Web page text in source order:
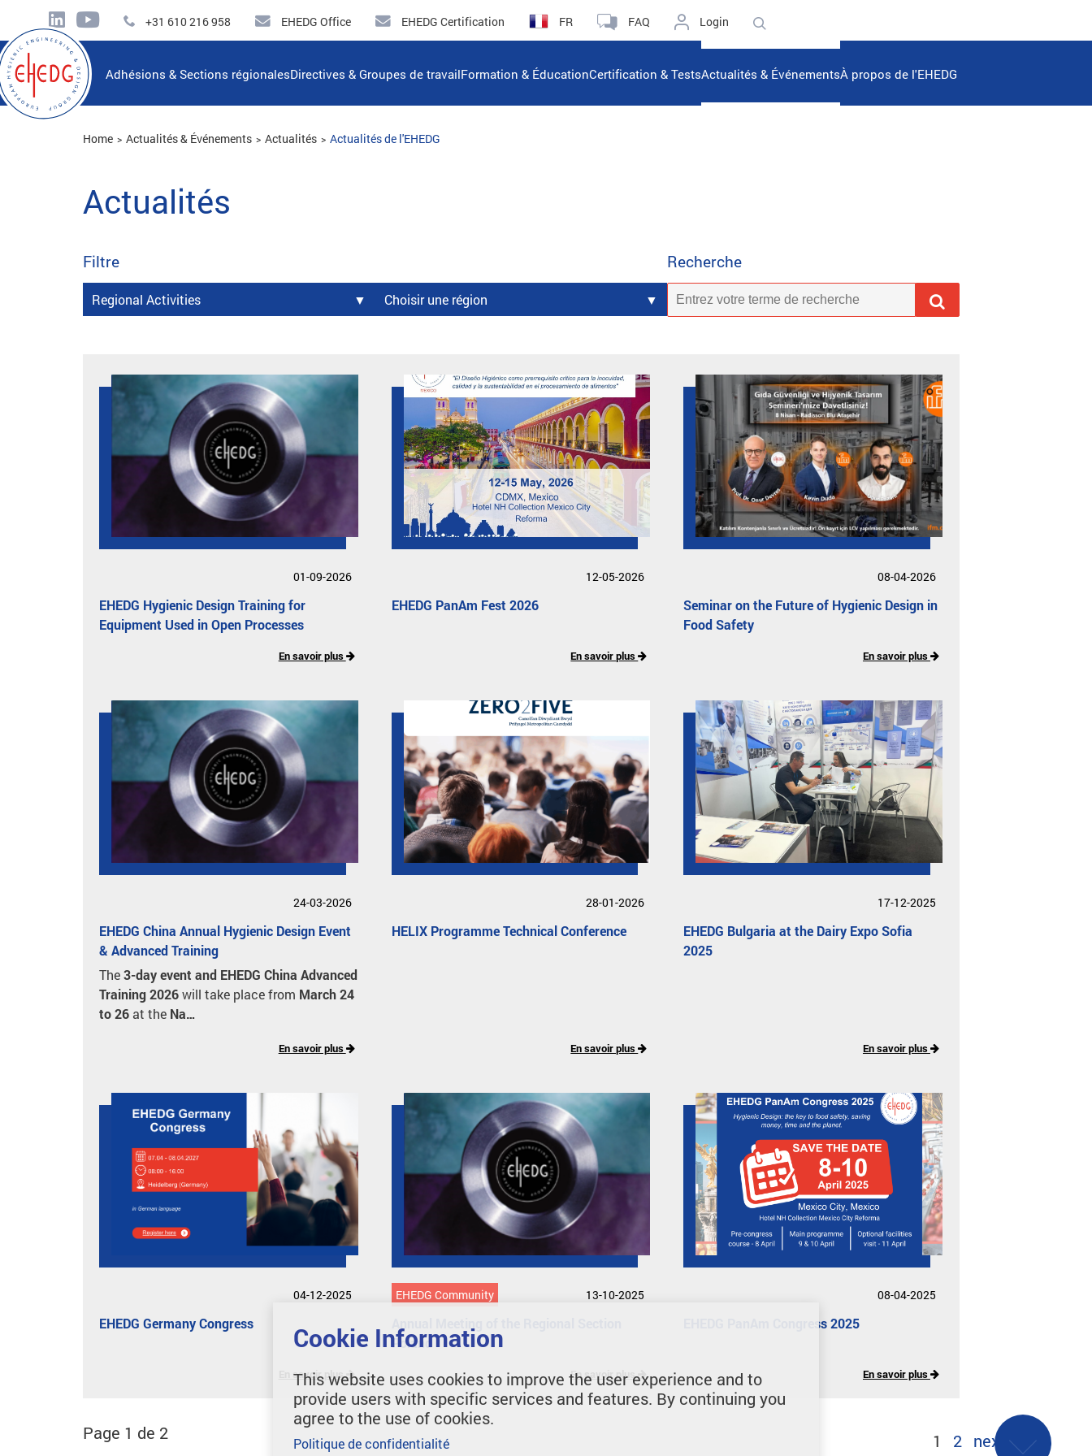
+31 610 216 958 EHEDG Office EHEDG Certification FR FAQ Login
Adhésions & Sections régionalesDirectives & Groupes de travailFormation & ÉducationCertification & TestsActualités & ÉvénementsÀ propos de l'EHEDG
Home Actualités & Événements Actualités Actualités de l'EHEDG
Actualités
Filtre Recherche
Regional Activities Choisir une région
01-09-2026
EHEDG Hygienic Design Training for
Equipment Used in Open Processes
En savoir plus
12-05-2026
EHEDG PanAm Fest 2026
En savoir plus
08-04-2026
Seminar on the Future of Hygienic Design in
Food Safety
En savoir plus
24-03-2026
EHEDG China Annual Hygienic Design Event
& Advanced Training
The3-day event and EHEDG China Advanced
Training 2026will take place from March 24
to 26 at the Na…
En savoir plus
28-01-2026
HELIX Programme Technical Conference
En savoir plus
17-12-2025
EHEDG Bulgaria at the Dairy Expo Sofia
2025
En savoir plus
04-12-2025
EHEDG Germany Congress
En savoir plus
EHEDG Community 13-10-2025
Poland
En savoir plus
08-04-2025
EHEDG PanAm Congress 2025
En savoir plus
Page 1 de 2 1 2 next
Cookie Information
This website uses cookies to improve the user experience and to
provide users with specific services and features. By continuing you
agree to the use of cookies.
Politique de confidentialité